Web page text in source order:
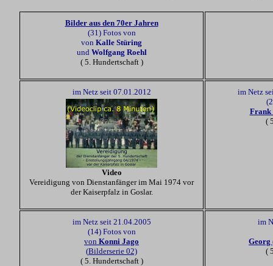
Bilder aus den 70er Jahren
(31) Fotos von
von Kalle Stüring
und Wolfgang Roehl
( 5. Hundertschaft )
im Netz seit 07.01.2012
Video
Vereidigung von Dienstanfänger im Mai 1974 vor
der Kaiserpfalz in Goslar.
im Netz
Frank
(
im Netz seit 21.04.2005
(14) Fotos von
von Konni Jago
(Bilderserie 02)
( 5. Hundertschaft )
im
Georg
(